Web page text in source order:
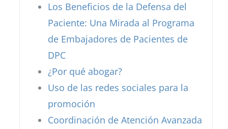
Los Beneficios de la Defensa del
Paciente: Una Mirada al Programa
de Embajadores de Pacientes de
DPC
¿Por qué abogar?
Uso de las redes sociales para la
promoción
Coordinación de Atención Avanzada